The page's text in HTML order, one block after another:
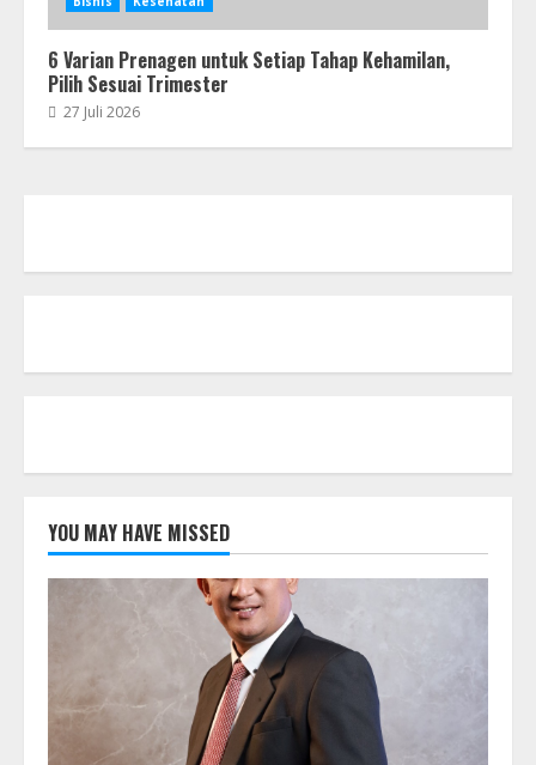
6 Varian Prenagen untuk Setiap Tahap Kehamilan,
Pilih Sesuai Trimester
27 Juli 2026
YOU MAY HAVE MISSED